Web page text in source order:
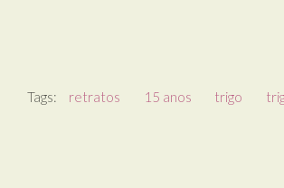
Tags: retratos 15 anos trigo